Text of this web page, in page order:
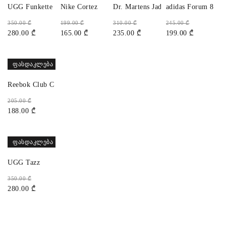
UGG Funkette
350.00₾
280.00 ₾
Nike Cortez
199.00₾
165.00 ₾
Dr. Martens Jadon
310.00₾
235.00 ₾
adidas Forum 84
245.00₾
199.00 ₾
ᲤᲐᲡᲓᲐᲙᲚᲔᲑᲐ
Reebok Club C Bulc
205.00₾
188.00 ₾
ᲤᲐᲡᲓᲐᲙᲚᲔᲑᲐ
UGG Tazz
350.00₾
280.00 ₾